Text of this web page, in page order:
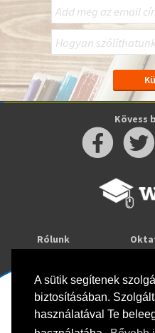
A sütik segítenek
biztosításában.
használatával Te
Kövess
Rólunk